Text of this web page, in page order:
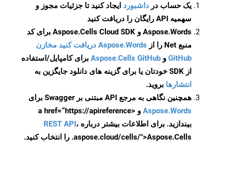
یک حساب در داشبورد ایجاد کنید تا جزئیات مجوز و
سهمیه API رایگان را دریافت کنید
Aspose.Words و Aspose.Cells Cloud SDK برای کد
منبع Net را از
Aspose.Words دریافت کنید مخازن
GitHub و Aspose.Cells GitHub برای کامپایل/استفاده
از SDK خودتان یا برای گزینه های دانلود جایگزین به
انتشارها بروید.
همچنین نگاهی به مرجع API مبتنی بر Swagger برای
Aspose.Words
و <a href=“https://apireference
بیندازید. برای اطلاعات بیشتر درباره REST API،
.aspose.cloud/cells/">Aspose.Cells را انتخاب کنید.